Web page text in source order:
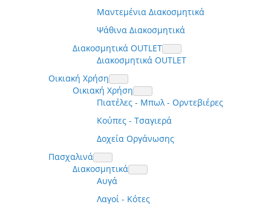
Μαντεμένια Διακοσμητικά
Ψάθινα Διακοσμητικά
Διακοσμητικά OUTLET
Διακοσμητικά OUTLET
Οικιακή Χρήση
Οικιακή Χρήση
Πιατέλες - Μπωλ - Ορντεβιέρες
Κούπες - Τσαγιερά
Δοχεία Οργάνωσης
Πασχαλινά
Διακοσμητικά
Αυγά
Λαγοί - Κότες